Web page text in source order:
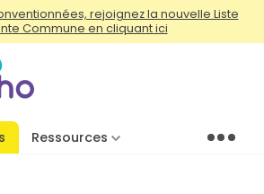
rejoignez la nouvelle Liste
Commune en cliquant ici
Ressources Menu